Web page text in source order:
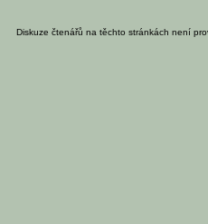
Diskuze čtenářů na těchto stránkách není